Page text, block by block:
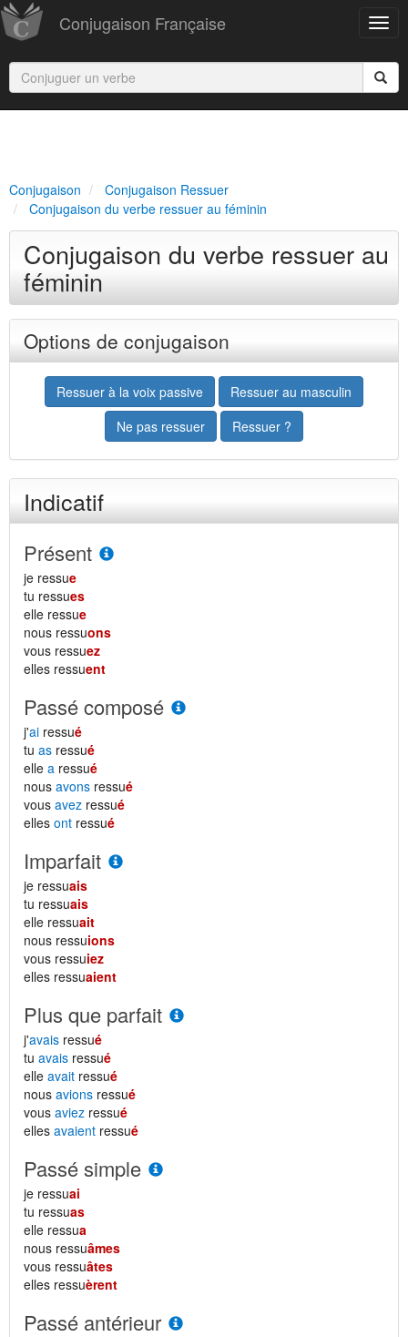
Conjugaison Française
Conjugaison
Conjugaison Ressuer
Conjugaison du verbe ressuer au féminin
Conjugaison du verbe ressuer au
féminin
Options de conjugaison
Ressuer à la voix passive
Ressuer au masculin
Ne pas ressuer
Ressuer ?
Indicatif
Présent
je ressue
tu ressues
elle ressue
nous ressuons
vous ressuez
elles ressuent
Passé composé
j'ai ressué
tu as ressué
elle a ressué
nous avons ressué
vous avez ressué
elles ont ressué
Imparfait
je ressuais
tu ressuais
elle ressuait
nous ressuions
vous ressuiez
elles ressuaient
Plus que parfait
j'avais ressué
tu avais ressué
elle avait ressué
nous avions ressué
vous aviez ressué
elles avaient ressué
Passé simple
je ressuai
tu ressuas
elle ressua
nous ressuâmes
vous ressuâtes
elles ressuèrent
Passé antérieur